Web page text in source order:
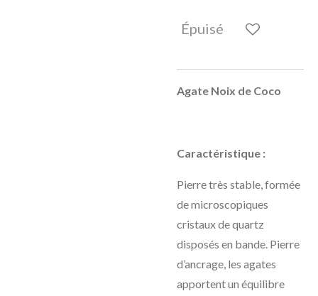
Épuisé
Agate Noix de Coco
Caractéristique :
Pierre très stable, formée
de microscopiques
cristaux de quartz
disposés en bande. Pierre
d’ancrage, les agates
apportent un équilibre